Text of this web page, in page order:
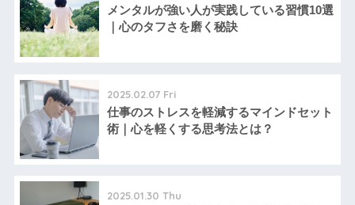
メンタルが強い人が実践している習慣10選
｜心のタフさを磨く秘訣
2025.02.07 Fri
仕事のストレスを軽減するマインドセット
術｜心を軽くする思考法とは？
2025.01.30 Thu